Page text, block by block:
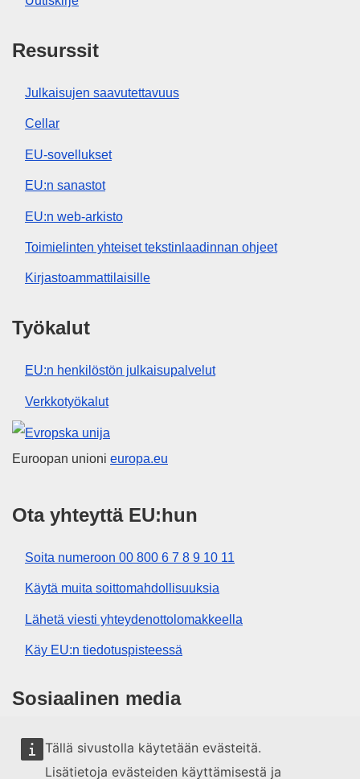
Tällä sivustolla käytetään evästeitä.
Lisätietoja evästeiden käyttämisestä ja
Resurssit
Julkaisujen saavutettavuus
Cellar
EU-sovellukset
EU:n sanastot
EU:n web-arkisto
Toimielinten yhteiset tekstinlaadinnan ohjeet
Kirjastoammattilaisille
Työkalut
EU:n henkilöstön julkaisupalvelut
Verkkotyökalut
Euroopan unioni
Euroopan unioni europa.eu
Ota yhteyttä EU:hun
Soita numeroon 00 800 6 7 8 9 10 11
Käytä muita soittomahdollisuuksia
Lähetä viesti yhteydenottolomakkeella
Käy EU:n tiedotuspisteessä
Sosiaalinen media
EU sosiaalisessa mediassa